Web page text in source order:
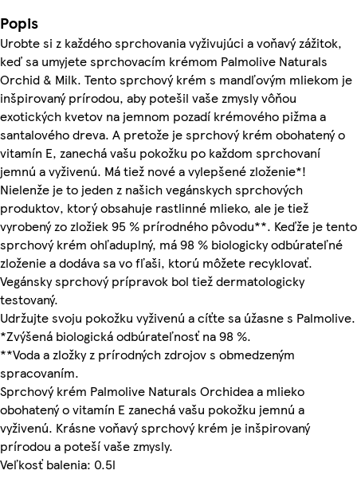
Popis
Urobte si z každého sprchovania vyživujúci a voňavý zážitok,
keď sa umyjete sprchovacím krémom Palmolive Naturals
Orchid & Milk. Tento sprchový krém s mandľovým mliekom je
inšpirovaný prírodou, aby potešil vaše zmysly vôňou
exotických kvetov na jemnom pozadí krémového pižma a
santalového dreva. A pretože je sprchový krém obohatený o
vitamín E, zanechá vašu pokožku po každom sprchovaní
jemnú a vyživenú. Má tiež nové a vylepšené zloženie*!
Nielenže je to jeden z našich vegánskych sprchových
produktov, ktorý obsahuje rastlinné mlieko, ale je tiež
vyrobený zo zložiek 95 % prírodného pôvodu**. Keďže je tento
sprchový krém ohľaduplný, má 98 % biologicky odbúrateľné
zloženie a dodáva sa vo fľaši, ktorú môžete recyklovať.
Vegánsky sprchový prípravok bol tiež dermatologicky
testovaný.
Udržujte svoju pokožku vyživenú a cíťte sa úžasne s Palmolive.
*Zvýšená biologická odbúrateľnosť na 98 %.
**Voda a zložky z prírodných zdrojov s obmedzeným
spracovaním.
Sprchový krém Palmolive Naturals Orchidea a mlieko
obohatený o vitamín E zanechá vašu pokožku jemnú a
vyživenú. Krásne voňavý sprchový krém je inšpirovaný
prírodou a poteší vaše zmysly.
Veľkosť balenia: 0.5l